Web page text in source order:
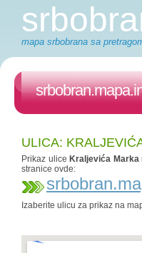
mapa srbobrana sa
ULICA:
Prikaz ulice Kraljevića Marka
stranice ovde:
Izaberite ulicu za prikaz na